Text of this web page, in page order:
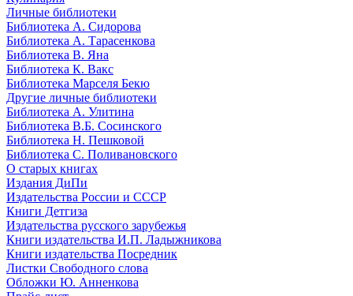
Личные библиотеки
Библиотека А. Сидорова
Библиотека А. Тарасенкова
Библиотека В. Яна
Библиотека К. Вакс
Библиотека Марселя Бекю
Другие личные библиотеки
Библиотека А. Улитина
Библиотека В.Б. Сосинского
Библиотека Н. Пешковой
Библиотека С. Поливановского
О старых книгах
Издания ДиПи
Издательства России и СССР
Книги Детгиза
Издательства русского зарубежья
Книги издательства И.П. Ладыжникова
Книги издательства Посредник
Листки Свободного слова
Обложки Ю. Анненкова